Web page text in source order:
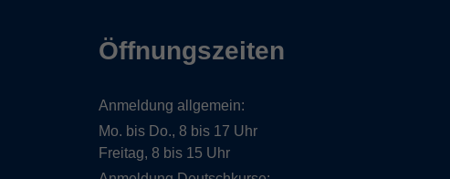
Öffnungszeiten
Anmeldung allgemein:
Mo. bis Do., 8 bis 17 Uhr
Freitag, 8 bis 15 Uhr